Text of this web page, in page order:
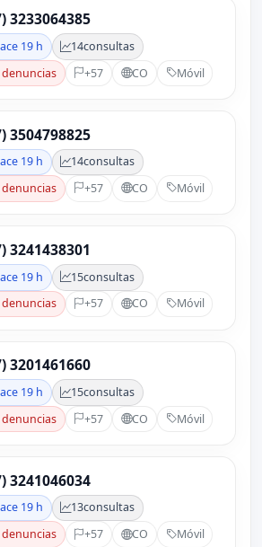
3233064385
19 h 14consultas
denuncias
+57 CO Móvil
3504798825
19 h 14consultas
denuncias
+57 CO Móvil
3241438301
19 h 15consultas
denuncias
+57 CO Móvil
3201461660
19 h 15consultas
denuncias
+57 CO Móvil
3241046034
19 h 13consultas
denuncias
+57 CO Móvil